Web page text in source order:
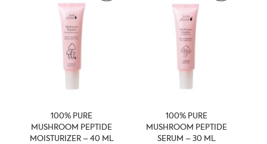
100% PURE
MUSHROOM PEPTIDE
MOISTURIZER – 40 ML
100% PURE
MUSHROOM PEPTIDE
SERUM – 30 ML